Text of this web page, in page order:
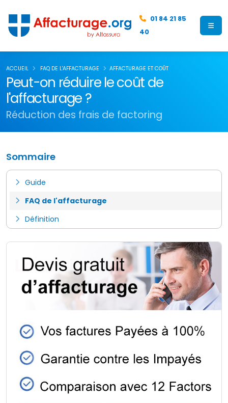
01 84 21 85
40
Peut-on réduire le coût de
l'affacturage ?
Réduction des frais de factoring
ACCUEIL FAQ DE L'AFFACTURAGE AFFACTURAGE ET COÛT
Sommaire
Guide
FAQ de l'affacturage
Définition